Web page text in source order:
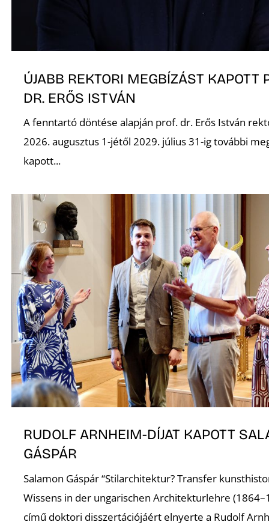
ÚJABB REKTORI MEGBÍZÁST KAPOTT
DR. ERŐS ISTVÁN
A fenntartó döntése alapján prof. dr. Erős István
2026. augusztus 1-jétől 2029. július 31-ig további
kapott...
RUDOLF ARNHEIM-DÍJAT KAPOTT
GÁSPÁR
Salamon Gáspár “Stilarchitektur? Transfer
Wissens in der ungarischen Architekturlehre
című doktori disszertációjáért elnyerte a Rudolf